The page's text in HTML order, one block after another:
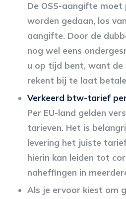
De OSS-aangifte
worden gedaan, los
aangifte. Door de
nog wel eens
u op tijd bent, want de
rekent bij te laat
Verkeerd btw-tarief
Per EU-land gelden
tarieven. Het is
levering het juiste
hierin kan leiden tot
naheffingen in
Als je ervoor kiest om